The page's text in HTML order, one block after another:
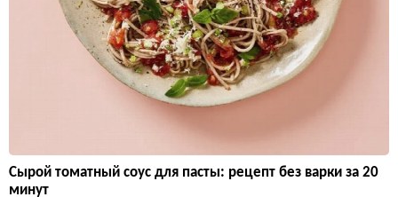
Сырой томатный соус для пасты: рецепт без варки за 20
минут